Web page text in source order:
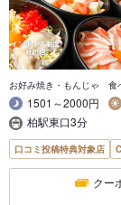
お好み焼き・もんじゃ 食
1501～2000円
柏駅東口3分
口コミ投稿特典対象店
クー